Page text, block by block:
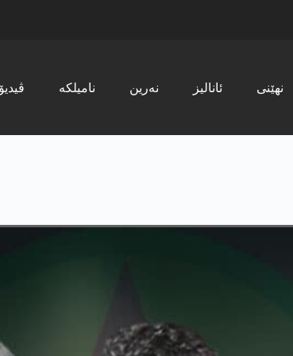
ڤیدیۆ نامیلکە نەرین ئانالیز نھێنی